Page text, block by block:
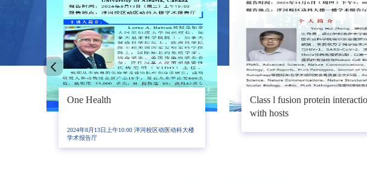
禽蛋传疾病的诊断与预防
2024年11月6日晚7点 泮河校区动医动科大楼
W503
鸭圆环病毒研究现状及展望